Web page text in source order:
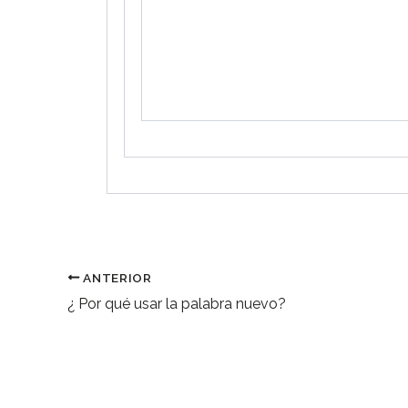
ANTERIOR
¿ Por qué usar la palabra nuevo?